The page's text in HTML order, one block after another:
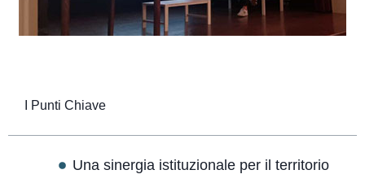
I Punti Chiave
Una sinergia istituzionale per il territorio